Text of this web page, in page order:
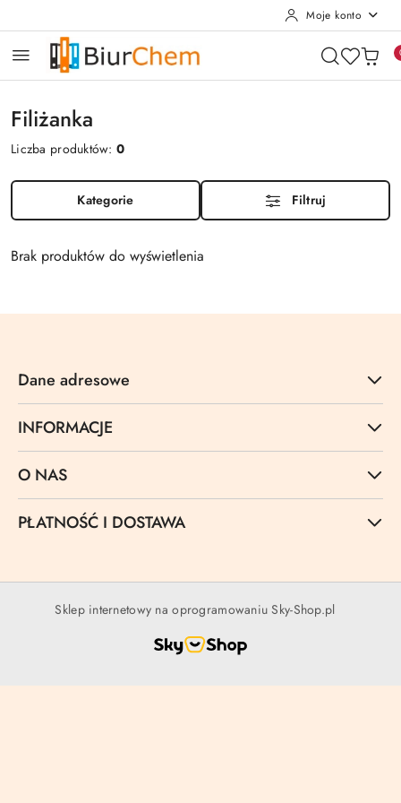
Moje konto
Filiżanka
Liczba produktów:0
Kategorie Filtruj
Brak produktów do wyświetlenia
Dane adresowe
INFORMACJE
O NAS
PŁATNOŚĆ I DOSTAWA
Sklep internetowy na oprogramowaniu Sky-Shop.pl